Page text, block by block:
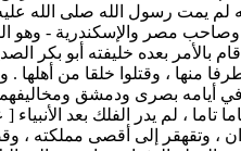
لم يمت رسول الله صلى الله
مصر والإسكندرية - وهو
بالأمر بعده خليفته أبو
منها ، وقتلوا خلقا من
بصرى ودمشق ومخاليفهما
، لم يدر الفلك بعد
، وتقهقر إلى أقصى مملكته ،